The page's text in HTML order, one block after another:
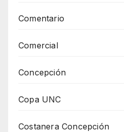
Comentario
Comercial
Concepción
Copa UNC
Costanera Concepción